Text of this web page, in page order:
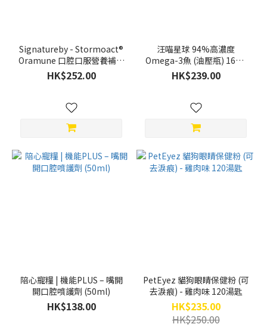
Signatureby - Stormoact®
Oramune 口腔口服營養補充
劑 30g
HK$252.00
汪喵星球 94%高濃度
Omega-3魚 (油壓瓶) 16ml
犬貓適用
HK$239.00
陪心寵糧 | 機能PLUS – 嘴開
開口腔噴護劑 (50ml)
HK$138.00
PetEyez 貓狗眼睛保健粉 (可
去淚痕) - 雞肉味 120湯匙
HK$235.00
HK$250.00